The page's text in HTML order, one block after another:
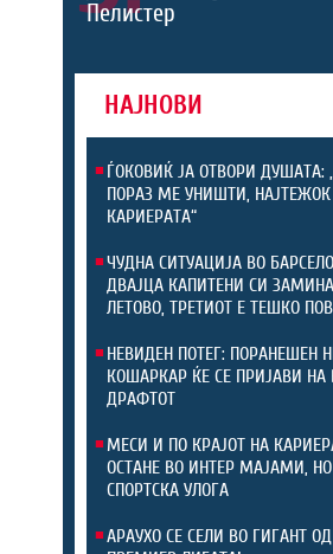
Пелистер
НАЈНОВИ
ЃОКОВИЌ ЈА ОТВОРИ ДУШАТА:
ПОРАЗ МЕ УНИШТИ,
КАРИЕРАТА“
ЧУДНА СИТУАЦИЈА ВО
ДВАЈЦА КАПИТЕНИ СИ
ЛЕТОВО, ТРЕТИОТ Е ТЕШКО
НЕВИДЕН ПОТЕГ: ПОРАНЕШЕН
КОШАРКАР ЌЕ СЕ ПРИЈАВИ НА
ДРАФТОТ
МЕСИ И ПО КРАЈОТ НА
ОСТАНЕ ВО ИНТЕР МАЈАМИ,
СПОРТСКА УЛОГА
АРАУХО СЕ СЕЛИ ВО ГИГАНТ ОД